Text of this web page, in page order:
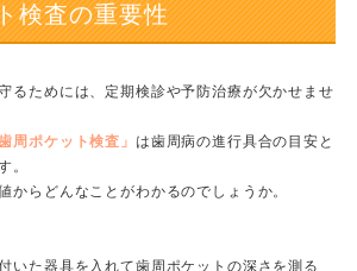
検査の重要性
るためには、定期検診や予防治療が欠かせませ
歯周ポケット検査」 は歯周病の進行具合の目安と
。
からどんなことがわかるのでしょうか。
いた器具を入れて歯周ポケットの深さを測る